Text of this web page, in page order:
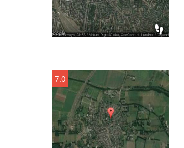
7.0